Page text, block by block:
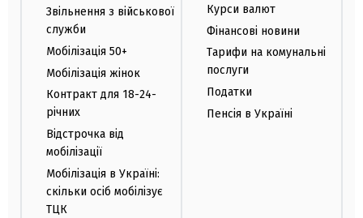
Звільнення з військової
служби
Мобілізація 50+
Мобілізація жінок
Контракт для 18-24-
річних
Відстрочка від
мобілізації
Мобілізація в Україні:
скільки осіб мобілізує
ТЦК
Курси валют
Фінансові новини
Тарифи на комунальні
послуги
Податки
Пенсія в Україні